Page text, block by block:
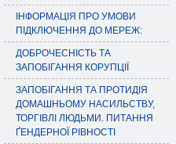
ІНФОРМАЦІЯ ПРО УМОВИ
ПІДКЛЮЧЕННЯ ДО МЕРЕЖ:
ДОБРОЧЕСНІСТЬ ТА
ЗАПОБІГАННЯ КОРУПЦІЇ
ЗАПОБІГАННЯ ТА ПРОТИДІЯ
ДОМАШНЬОМУ НАСИЛЬСТВУ,
ТОРГІВЛІ ЛЮДЬМИ. ПИТАННЯ
ҐЕНДЕРНОЇ РІВНОСТІ